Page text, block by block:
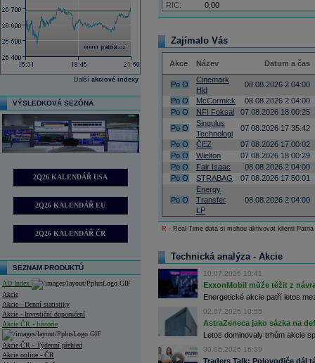
Další akciové indexy
VÝSLEDKOVÁ SEZÓNA
2Q26 KALENDÁŘ USA
2Q26 KALENDÁŘ EU
2Q26 KALENDÁŘ ČR
SEZNAM PRODUKTŮ
AD Index
Akcie
Akcie - Denní statistiky
Akcie - Investiční doporučení
Akcie ČR - historie
Akcie ČR - Týdenní přehled
Akcie online - ČR
RIC: 0,00
Zajímalo Vás
Akce Název Datum a čas
Po O
Cinemark
Hld
08.08.2026 2:04:00
Po O McCormick
08.08.2026 2:04:00
Po O NFI Foksal
07.08.2026 18:00:25
Po O
Singulus
Technologi
07.08.2026 17:35:42
Po O ČEZ
07.08.2026 17:00:02
Po O Wielton
07.08.2026 18:00:29
Po O Fair Isaac
08.08.2026 2:04:00
Po O STRABAG 07.08.2026 17:50:01
Po O
Energy
Transfer
LP
08.08.2026 2:04:00
R - Real-Time data si mohou aktivovat klienti
Technická analýza - Akcie
10.07.2026 10:41
ExxonMobil může těžit z
Energetické akcie patří letos
02.07.2026 10:55
AstraZeneca jako sázka na
Letos dominovaly trhům akcie
30.06.2026 16:39
Traders Talk: Polovodiče dál